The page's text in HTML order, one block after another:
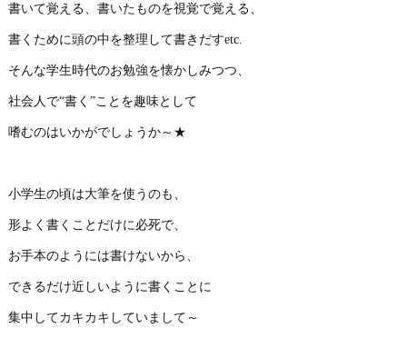
書いて覚える、書いたものを視覚で覚える、
書くために頭の中を整理して書きだすetc.
そんな学生時代のお勉強を懐かしみつつ、
社会人で“書く”ことを趣味として
嗜むのはいかがでしょうか～★
小学生の頃は大筆を使うのも、
形よく書くことだけに必死で、
お手本のようには書けないから、
できるだけ近しいように書くことに
集中してカキカキしていまして～